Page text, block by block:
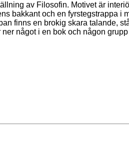
av Filosofin. Motivet är
bakkant och en fyrstegstrappa i
finns en brokig skara talande,
något i en bok och någon